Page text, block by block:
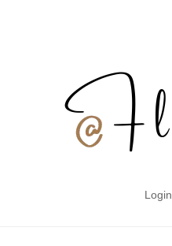
Login